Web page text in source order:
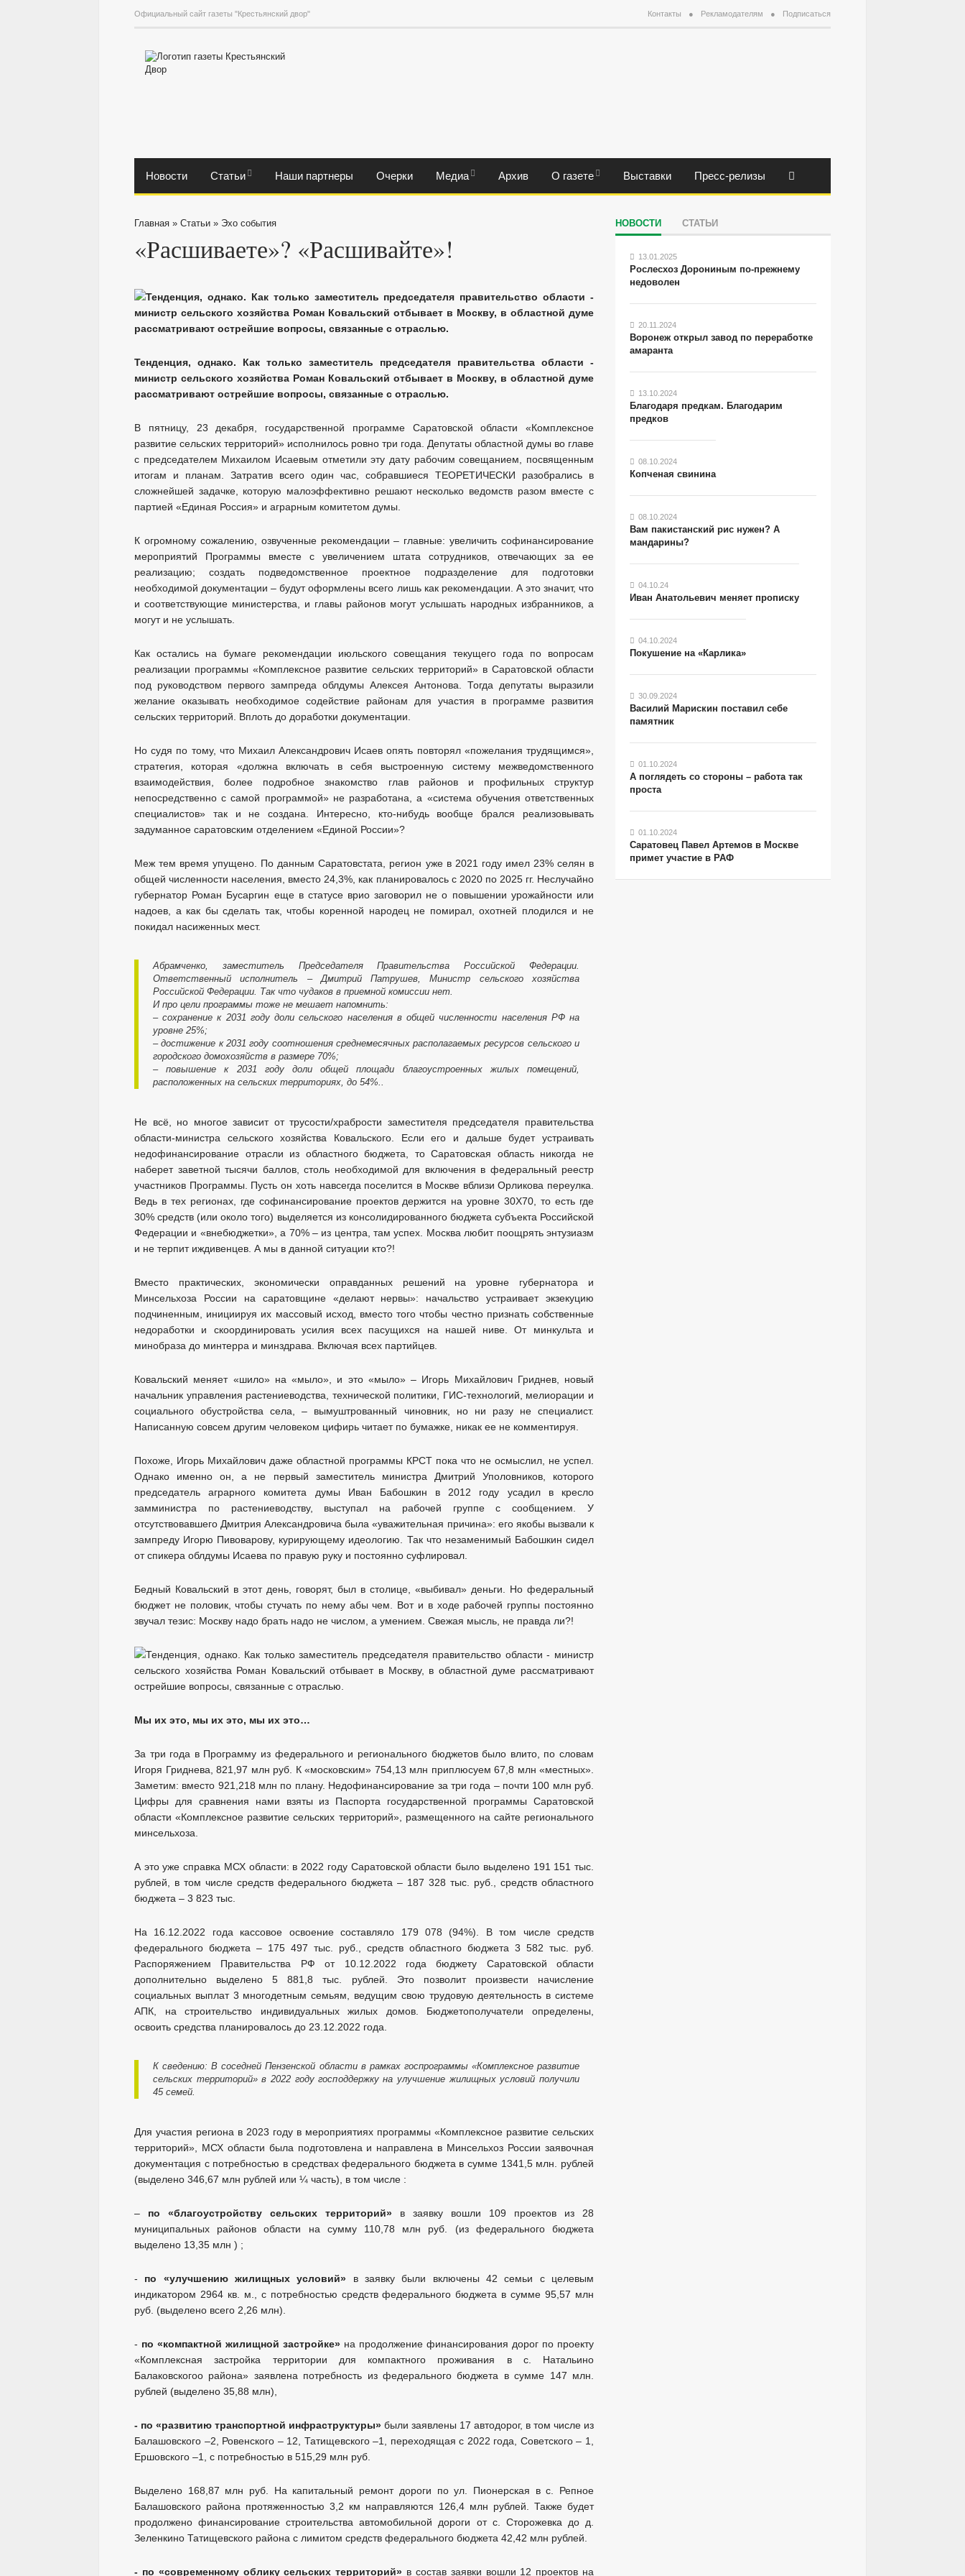
Официальный сайт газеты "Крестьянский двор" Контакты Рекламодателям Подписаться
Новости Статьи Наши партнеры Очерки Медиа Архив О газете Выставки Пресс-релизы
Главная » Статьи » Эхо события
«Расшиваете»? «Расшивайте»!
Тенденция, однако. Как только заместитель председателя правительства области -
министр сельского хозяйства Роман Ковальский отбывает в Москву, в областной думе
рассматривают острейшие вопросы, связанные с отраслью.
В пятницу, 23 декабря, государственной программе Саратовской области «Комплексное
развитие сельских территорий» исполнилось ровно три года. Депутаты областной думы во главе
с председателем Михаилом Исаевым отметили эту дату рабочим совещанием, посвященным
итогам и планам. Затратив всего один час, собравшиеся ТЕОРЕТИЧЕСКИ разобрались в
сложнейшей задачке, которую малоэффективно решают несколько ведомств разом вместе с
партией «Единая Россия» и аграрным комитетом думы.
К огромному сожалению, озвученные рекомендации – главные: увеличить софинансирование
мероприятий Программы вместе с увеличением штата сотрудников, отвечающих за ее
реализацию; создать подведомственное проектное подразделение для подготовки
необходимой документации – будут оформлены всего лишь как рекомендации. А это значит, что
и соответствующие министерства, и главы районов могут услышать народных избранников, а
могут и не услышать.
Как остались на бумаге рекомендации июльского совещания текущего года по вопросам
реализации программы «Комплексное развитие сельских территорий» в Саратовской области
под руководством первого зампреда облдумы Алексея Антонова. Тогда депутаты выразили
желание оказывать необходимое содействие районам для участия в программе развития
сельских территорий. Вплоть до доработки документации.
Но судя по тому, что Михаил Александрович Исаев опять повторял «пожелания трудящимся»,
стратегия, которая «должна включать в себя выстроенную систему межведомственного
взаимодействия, более подробное знакомство глав районов и профильных структур
непосредственно с самой программой» не разработана, а «система обучения ответственных
специалистов» так и не создана. Интересно, кто-нибудь вообще брался реализовывать
задуманное саратовским отделением «Единой России»?
Меж тем время упущено. По данным Саратовстата, регион уже в 2021 году имел 23% селян в
общей численности населения, вместо 24,3%, как планировалось с 2020 по 2025 гг. Неслучайно
губернатор Роман Бусаргин еще в статусе врио заговорил не о повышении урожайности или
надоев, а как бы сделать так, чтобы коренной народец не помирал, охотней плодился и не
покидал насиженных мест.
Абрамченко, заместитель Председателя Правительства Российской Федерации.
Ответственный исполнитель – Дмитрий Патрушев, Министр сельского хозяйства
Российской Федерации. Так что чудаков в приемной комиссии нет.
И про цели программы тоже не мешает напомнить:
– сохранение к 2031 году доли сельского населения в общей численности населения РФ на
уровне 25%;
– достижение к 2031 году соотношения среднемесячных располагаемых ресурсов сельского и
городского домохозяйств в размере 70%;
– повышение к 2031 году доли общей площади благоустроенных жилых помещений,
расположенных на сельских территориях, до 54%..
Не всё, но многое зависит от трусости/храбрости заместителя председателя правительства
области-министра сельского хозяйства Ковальского. Если его и дальше будет устраивать
недофинансирование отрасли из областного бюджета, то Саратовская область никогда не
наберет заветной тысячи баллов, столь необходимой для включения в федеральный реестр
участников Программы. Пусть он хоть навсегда поселится в Москве вблизи Орликова переулка.
Ведь в тех регионах, где софинансирование проектов держится на уровне 30Х70, то есть где
30% средств (или около того) выделяется из консолидированного бюджета субъекта Российской
Федерации и «внебюджетки», а 70% – из центра, там успех. Москва любит поощрять энтузиазм
и не терпит иждивенцев. А мы в данной ситуации кто?!
Вместо практических, экономически оправданных решений на уровне губернатора и
Минсельхоза России на саратовщине «делают нервы»: начальство устраивает экзекуцию
подчиненным, инициируя их массовый исход, вместо того чтобы честно признать собственные
недоработки и скоординировать усилия всех пасущихся на нашей ниве. От минкульта и
минобраза до минтерра и минздрава. Включая всех партийцев.
Ковальский меняет «шило» на «мыло», и это «мыло» – Игорь Михайлович Гриднев, новый
начальник управления растениеводства, технической политики, ГИС-технологий, мелиорации и
социального обустройства села, – вымуштрованный чиновник, но ни разу не специалист.
Написанную совсем другим человеком цифирь читает по бумажке, никак ее не комментируя.
Похоже, Игорь Михайлович даже областной программы КРСТ пока что не осмыслил, не успел.
Однако именно он, а не первый заместитель министра Дмитрий Уполовников, которого
председатель аграрного комитета думы Иван Бабошкин в 2012 году усадил в кресло
замминистра по растениеводству, выступал на рабочей группе с сообщением. У
отсутствовавшего Дмитрия Александровича была «уважительная причина»: его якобы вызвали к
зампреду Игорю Пивоварову, курирующему идеологию. Так что незаменимый Бабошкин сидел
от спикера облдумы Исаева по правую руку и постоянно суфлировал.
Бедный Ковальский в этот день, говорят, был в столице, «выбивал» деньги. Но федеральный
бюджет не половик, чтобы стучать по нему абы чем. Вот и в ходе рабочей группы постоянно
звучал тезис: Москву надо брать надо не числом, а умением. Свежая мысль, не правда ли?!
Мы их это, мы их это, мы их это…
За три года в Программу из федерального и регионального бюджетов было влито, по словам
Игоря Гриднева, 821,97 млн руб. К «московским» 754,13 млн приплюсуем 67,8 млн «местных».
Заметим: вместо 921,218 млн по плану. Недофинансирование за три года – почти 100 млн руб.
Цифры для сравнения нами взяты из Паспорта государственной программы Саратовской
области «Комплексное развитие сельских территорий», размещенного на сайте регионального
минсельхоза.
А это уже справка МСХ области: в 2022 году Саратовской области было выделено 191 151 тыс.
рублей, в том числе средств федерального бюджета – 187 328 тыс. руб., средств областного
бюджета – 3 823 тыс.
На 16.12.2022 года кассовое освоение составляло 179 078 (94%). В том числе средств
федерального бюджета – 175 497 тыс. руб., средств областного бюджета 3 582 тыс. руб.
Распоряжением Правительства РФ от 10.12.2022 года бюджету Саратовской области
дополнительно выделено 5 881,8 тыс. рублей. Это позволит произвести начисление
социальных выплат 3 многодетным семьям, ведущим свою трудовую деятельность в системе
АПК, на строительство индивидуальных жилых домов. Бюджетополучатели определены,
освоить средства планировалось до 23.12.2022 года.
К сведению: В соседней Пензенской области в рамках госпрограммы «Комплексное развитие
сельских территорий» в 2022 году господдержку на улучшение жилищных условий получили
45 семей.
Для участия региона в 2023 году в мероприятиях программы «Комплексное развитие сельских
территорий», МСХ области была подготовлена и направлена в Минсельхоз России заявочная
документация с потребностью в средствах федерального бюджета в сумме 1341,5 млн. рублей
(выделено 346,67 млн рублей или ¼ часть), в том числе :
– по «благоустройству сельских территорий» в заявку вошли 109 проектов из 28
муниципальных районов области на сумму 110,78 млн руб. (из федерального бюджета
выделено 13,35 млн ) ;
- по «улучшению жилищных условий» в заявку были включены 42 семьи с целевым
индикатором 2964 кв. м., с потребностью средств федерального бюджета в сумме 95,57 млн
руб. (выделено всего 2,26 млн).
- по «компактной жилищной застройке» на продолжение финансирования дорог по проекту
«Комплексная застройка территории для компактного проживания в с. Натальино
Балаковскогоо района» заявлена потребность из федерального бюджета в сумме 147 млн.
рублей (выделено 35,88 млн),
- по «развитию транспортной инфраструктуры» были заявлены 17 автодорог, в том числе из
Балашовского –2, Ровенского – 12, Татищевского –1, переходящая с 2022 года, Советского – 1,
Ершовского –1, с потребностью в 515,29 млн руб.
Выделено 168,87 млн руб. На капитальный ремонт дороги по ул. Пионерская в с. Репное
Балашовского района протяженностью 3,2 км направляются 126,4 млн рублей. Также будет
продолжено финансирование строительства автомобильной дороги от с. Сторожевка до д.
Зеленкино Татищевского района с лимитом средств федерального бюджета 42,42 млн рублей.
- по «современному облику сельских территорий» в состав заявки вошли 12 проектов на
НОВОСТИ СТАТЬИ
13.01.2025
Рослесхоз Дорониным по-прежнему
недоволен
20.11.2024
Воронеж открыл завод по переработке
амаранта
13.10.2024
Благодаря предкам. Благодарим
предков
08.10.2024
Копченая свинина
08.10.2024
Вам пакистанский рис нужен? А
мандарины?
04.10.24
Иван Анатольевич меняет прописку
04.10.2024
Покушение на «Карлика»
30.09.2024
Василий Марискин поставил себе
памятник
01.10.2024
А поглядеть со стороны – работа так
проста
01.10.2024
Саратовец Павел Артемов в Москве
примет участие в РАФ